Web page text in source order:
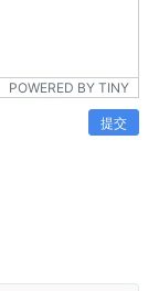
POWERED BY TINY
提交